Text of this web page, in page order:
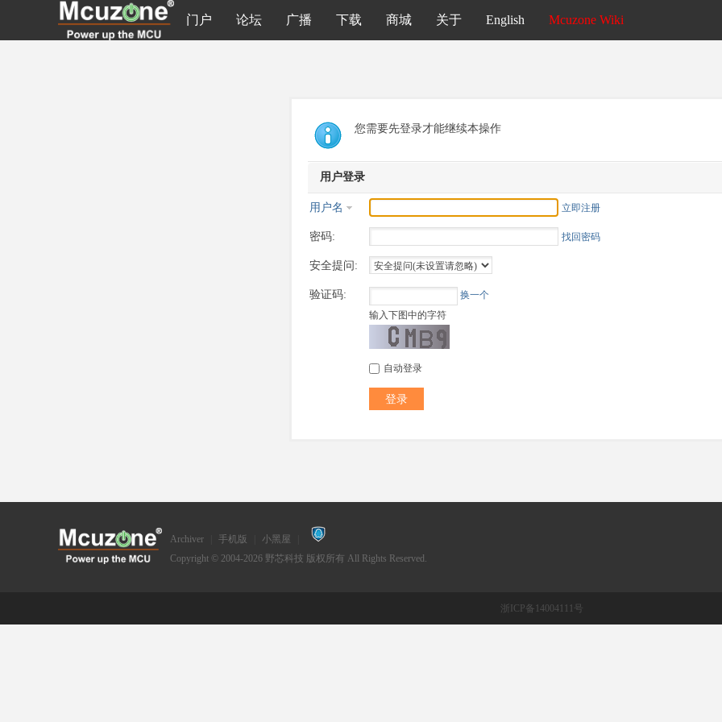
门户 论坛 广播 下载 商城 关于 English Mcuzone Wiki
您需要先登录才能继续本操作
用户登录
用户名 立即注册
密码: 找回密码
安全提问:
验证码:
换一个
输入下图中的字符
自动登录
登录
Archiver 手机版 小黑屋
Copyright © 2004-2026 野芯科技 版权所有 All Rights Reserved.
浙ICP备14004111号